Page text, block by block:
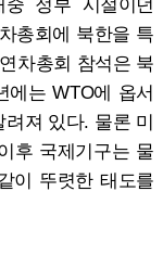
총회에 북한을 특
차총회 참석은 북
에는 WTO에 옵서
져 있다. 물론 미
후 국제기구는 물
이 뚜렷한 태도를